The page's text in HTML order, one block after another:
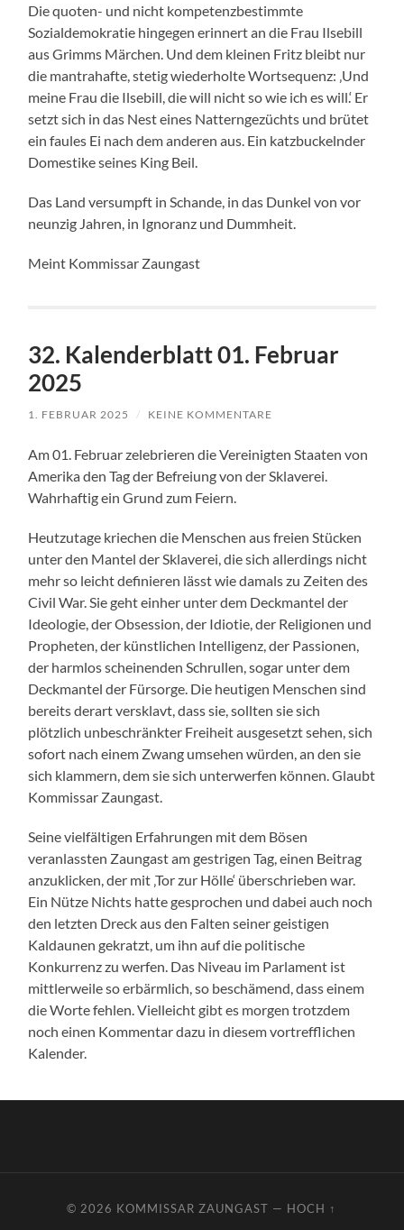
Die quoten- und nicht kompetenzbestimmte
Sozialdemokratie hingegen erinnert an die Frau Ilsebill
aus Grimms Märchen. Und dem kleinen Fritz bleibt nur
die mantrahafte, stetig wiederholte Wortsequenz: ‚Und
meine Frau die Ilsebill, die will nicht so wie ich es will.‘ Er
setzt sich in das Nest eines Natterngezüchts und brütet
ein faules Ei nach dem anderen aus. Ein katzbuckelnder
Domestike seines King Beil.
Das Land versumpft in Schande, in das Dunkel von vor
neunzig Jahren, in Ignoranz und Dummheit.
Meint Kommissar Zaungast
32. Kalenderblatt 01. Februar
2025
1. FEBRUAR 2025 / KEINE KOMMENTARE
Am 01. Februar zelebrieren die Vereinigten Staaten von
Amerika den Tag der Befreiung von der Sklaverei.
Wahrhaftig ein Grund zum Feiern.
Heutzutage kriechen die Menschen aus freien Stücken
unter den Mantel der Sklaverei, die sich allerdings nicht
mehr so leicht definieren lässt wie damals zu Zeiten des
Civil War. Sie geht einher unter dem Deckmantel der
Ideologie, der Obsession, der Idiotie, der Religionen und
Propheten, der künstlichen Intelligenz, der Passionen,
der harmlos scheinenden Schrullen, sogar unter dem
Deckmantel der Fürsorge. Die heutigen Menschen sind
bereits derart versklavt, dass sie, sollten sie sich
plötzlich unbeschränkter Freiheit ausgesetzt sehen, sich
sofort nach einem Zwang umsehen würden, an den sie
sich klammern, dem sie sich unterwerfen können. Glaubt
Kommissar Zaungast.
Seine vielfältigen Erfahrungen mit dem Bösen
veranlassten Zaungast am gestrigen Tag, einen Beitrag
anzuklicken, der mit ‚Tor zur Hölle‘ überschrieben war.
Ein Nütze Nichts hatte gesprochen und dabei auch noch
den letzten Dreck aus den Falten seiner geistigen
Kaldaunen gekratzt, um ihn auf die politische
Konkurrenz zu werfen. Das Niveau im Parlament ist
mittlerweile so erbärmlich, so beschämend, dass einem
die Worte fehlen. Vielleicht gibt es morgen trotzdem
noch einen Kommentar dazu in diesem vortrefflichen
Kalender.
© 2026 KOMMISSAR ZAUNGAST — HOCH ↑